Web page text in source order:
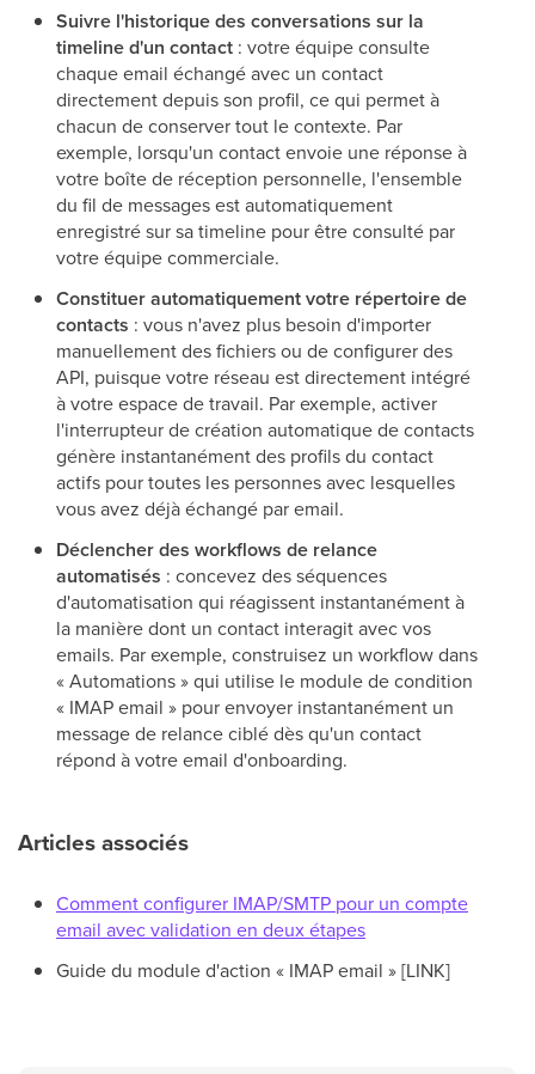
Suivre l'historique des conversations sur la
timeline d'un contact : votre équipe consulte
chaque email échangé avec un contact
directement depuis son profil, ce qui permet à
chacun de conserver tout le contexte. Par
exemple, lorsqu'un contact envoie une réponse à
votre boîte de réception personnelle, l'ensemble
du fil de messages est automatiquement
enregistré sur sa timeline pour être consulté par
votre équipe commerciale.
Constituer automatiquement votre répertoire de
contacts : vous n'avez plus besoin d'importer
manuellement des fichiers ou de configurer des
API, puisque votre réseau est directement intégré
à votre espace de travail. Par exemple, activer
l'interrupteur de création automatique de contacts
génère instantanément des profils du contact
actifs pour toutes les personnes avec lesquelles
vous avez déjà échangé par email.
Déclencher des workflows de relance
automatisés : concevez des séquences
d'automatisation qui réagissent instantanément à
la manière dont un contact interagit avec vos
emails. Par exemple, construisez un workflow dans
« Automations » qui utilise le module de condition
« IMAP email » pour envoyer instantanément un
message de relance ciblé dès qu'un contact
répond à votre email d'onboarding.
Articles associés
Comment configurer IMAP/SMTP pour un compte
email avec validation en deux étapes
Guide du module d'action « IMAP email » [LINK]